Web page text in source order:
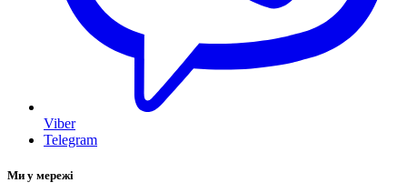
Viber
Telegram
Ми у мережі